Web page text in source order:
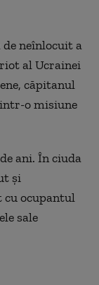
neînlocuit a
al Ucrainei
căpitanul
o misiune
ani. În ciuda
și
cu ocupantul
sale